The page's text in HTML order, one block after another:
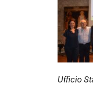
Ufficio